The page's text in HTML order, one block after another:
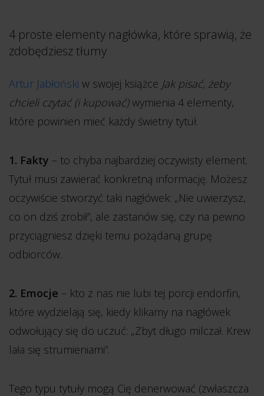
4 proste elementy nagłówka, które sprawią, że
zdobędziesz tłumy
Artur Jabłoński w swojej książce Jak pisać, żeby
chcieli czytać (i kupować)wymienia 4 elementy,
które powinien mieć każdy świetny tytuł.
1. Fakty – to chyba najbardziej oczywisty element.
Tytuł musi zawierać konkretną informację. Możesz
oczywiście stworzyć taki nagłówek: „Nie uwierzysz,
co on dziś zrobił”, ale zastanów się, czy na pewno
przyciągniesz dzięki temu pożądaną grupę
odbiorców.
2. Emocje – kto z nas nie lubi tej porcji endorfin,
które wydzielają się, kiedy klikamy na nagłówek
odwołujący się do uczuć: „Zbyt długo milczał. Krew
lała się strumieniami”.
Tego typu tytuły mogą Cię denerwować (zwłaszcza